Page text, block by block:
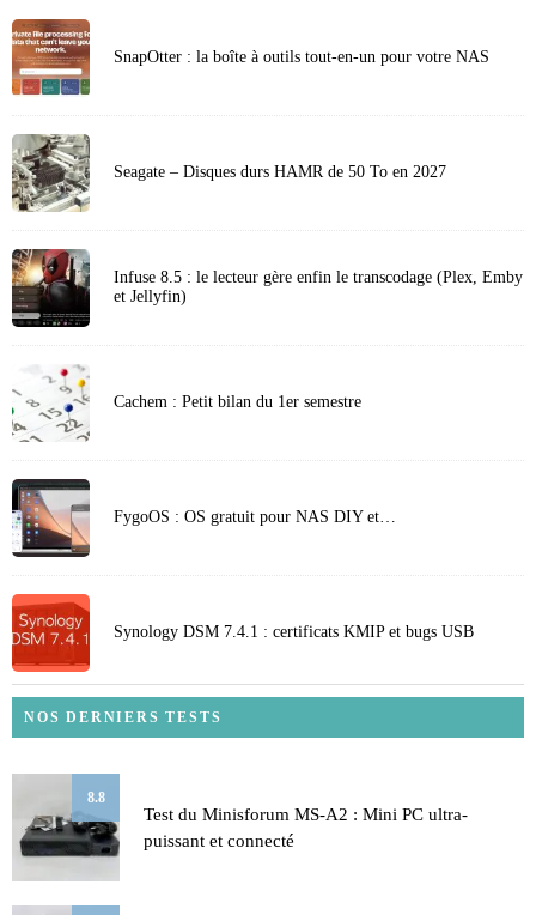
SnapOtter : la boîte à outils tout-en-un pour votre NAS
Seagate – Disques durs HAMR de 50 To en 2027
Infuse 8.5 : le lecteur gère enfin le transcodage (Plex, Emby
et Jellyfin)
Cachem : Petit bilan du 1er semestre
FygoOS : OS gratuit pour NAS DIY et…
Synology DSM 7.4.1 : certificats KMIP et bugs USB
NOS DERNIERS TESTS
8.8
Test du Minisforum MS-A2 : Mini PC ultra-
puissant et connecté